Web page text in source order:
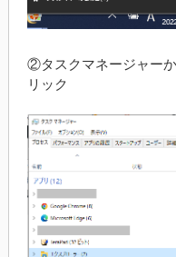
②タスクマネージャー
リック